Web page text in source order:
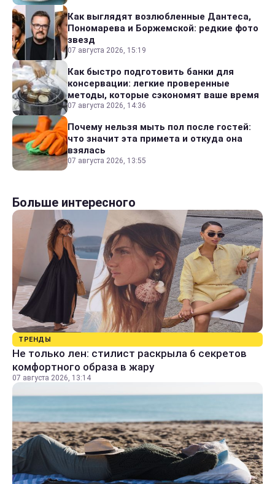
Как выглядят возлюбленные Дантеса,
Пономарева и Боржемской: редкие фото
звезд
07 августа 2026, 15:19
Как быстро подготовить банки для
консервации: легкие проверенные
методы, которые сэкономят ваше время
07 августа 2026, 14:36
Почему нельзя мыть пол после гостей:
что значит эта примета и откуда она
взялась
07 августа 2026, 13:55
Больше интересного
ТРЕНДЫ
Не только лен: стилист раскрыла 6 секретов
комфортного образа в жару
07 августа 2026, 13:14